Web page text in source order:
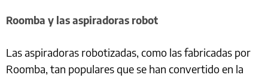
Roomba y las aspiradoras robot
Las aspiradoras robotizadas, como las fabricadas por
Roomba, tan populares que se han convertido en la